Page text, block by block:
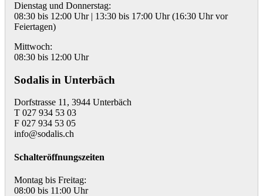
Dienstag und Donnerstag:
08:30 bis 12:00 Uhr | 13:30 bis 17:00 Uhr (16:30 Uhr vor
Feiertagen)
Mittwoch:
08:30 bis 12:00 Uhr
Sodalis in Unterbäch
Dorfstrasse 11, 3944 Unterbäch
T 027 934 53 03
F 027 934 53 05
info@sodalis.ch
Schalteröffnungszeiten
Montag bis Freitag:
08:00 bis 11:00 Uhr